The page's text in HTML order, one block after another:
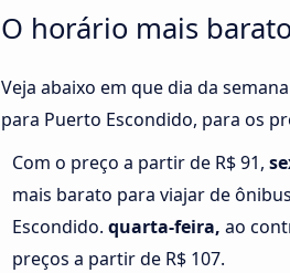
O horário mais
Veja abaixo em que dia da
para Puerto Escondido, para os
Com o preço a partir de R$ 91,
mais barato para viajar de
Escondido. quarta-feira, ao
preços a partir de R$ 107.